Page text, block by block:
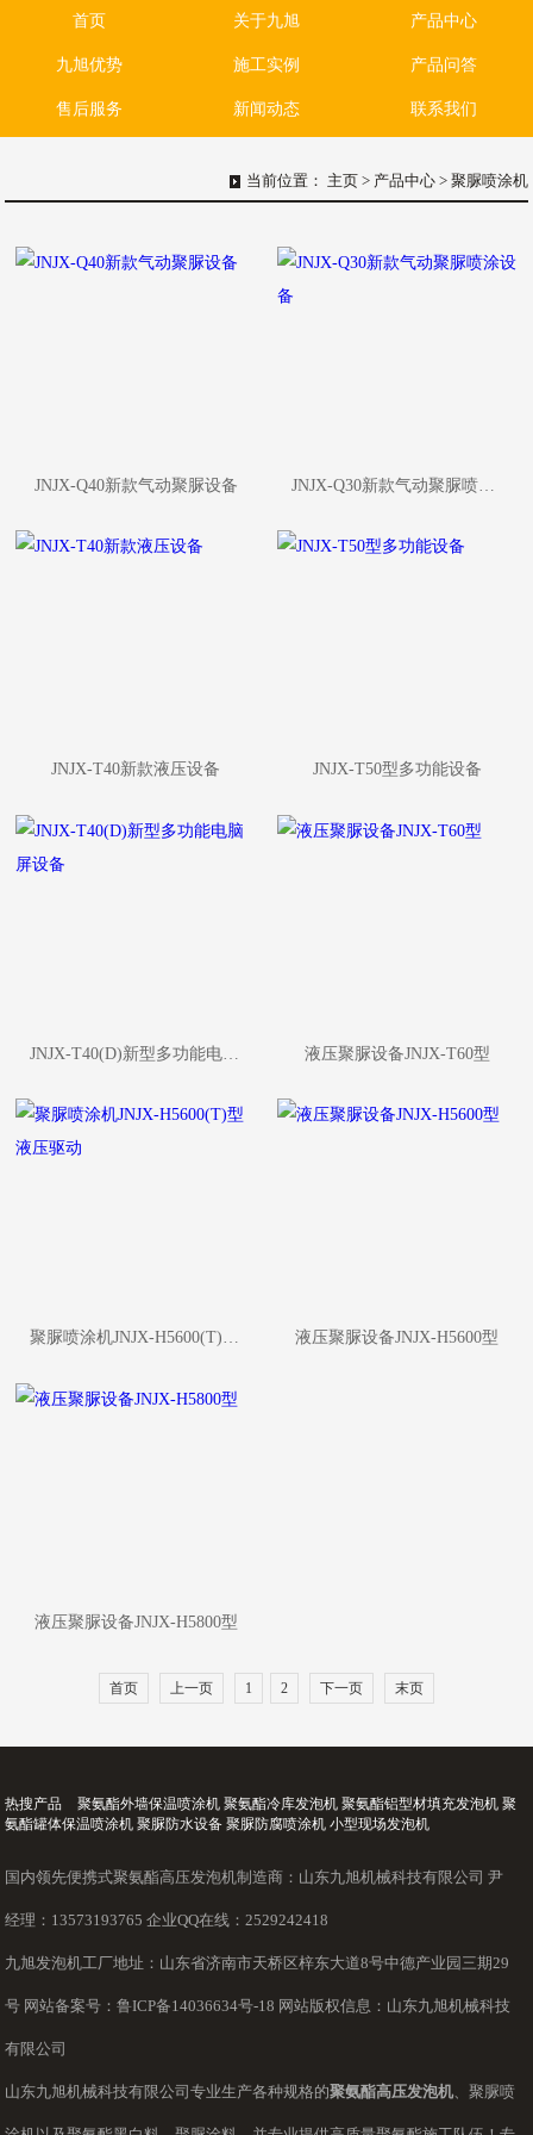
首页 关于九旭 产品中心
九旭优势 施工实例 产品问答
售后服务 新闻动态 联系我们
当前位置： 主页> 产品中心> 聚脲喷涂机
JNJX-Q40新款气动聚脲设备 JNJX-Q30新款气动聚脲喷涂设备
JNJX-T40新款液压设备 JNJX-T50型多功能设备
液压聚脲设备JNJX-T60型
聚脲喷涂机JNJX-H5600(T)型液压驱动 液压聚脲设备JNJX-H5600型
液压聚脲设备JNJX-H5800型
首页 上一页 1 2 下一页 末页
热搜产品
聚氨酯外墙保温喷涂机 聚氨酯冷库发泡机 聚氨酯铝型材填充发泡机 聚
氨酯罐体保温喷涂机 聚脲防水设备 聚脲防腐喷涂机 小型现场发泡机
国内领先便携式聚氨酯高压发泡机制造商：山东九旭机械科技有限公司 尹
经理：13573193765 企业QQ在线：2529242418
九旭发泡机工厂地址：山东省济南市天桥区梓东大道8号中德产业园三期29
号 网站备案号：鲁ICP备14036634号-18 网站版权信息：山东九旭机械科技
有限公司
山东九旭机械科技有限公司专业生产各种规格的聚氨酯高压发泡机 、聚脲喷